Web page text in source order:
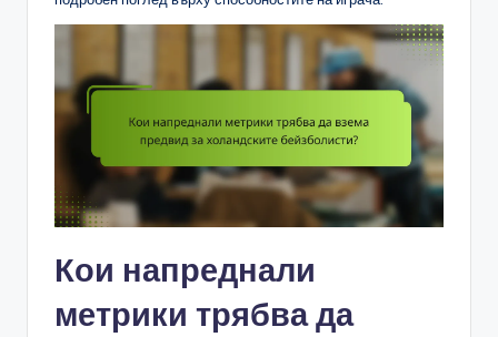
Кои напреднали
метрики трябва да